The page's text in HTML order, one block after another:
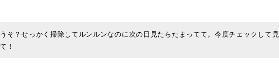
うそ？せっかく掃除してルンルンなのに次の日見たらたまってて。今度チェックして見
て！